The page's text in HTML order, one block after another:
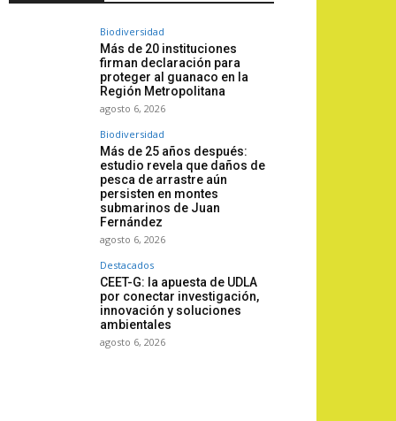
Biodiversidad
Más de 20 instituciones
firman declaración para
proteger al guanaco en la
Región Metropolitana
agosto 6, 2026
Biodiversidad
Más de 25 años después:
estudio revela que daños de
pesca de arrastre aún
persisten en montes
submarinos de Juan
Fernández
agosto 6, 2026
Destacados
CEET-G: la apuesta de UDLA
por conectar investigación,
innovación y soluciones
ambientales
agosto 6, 2026